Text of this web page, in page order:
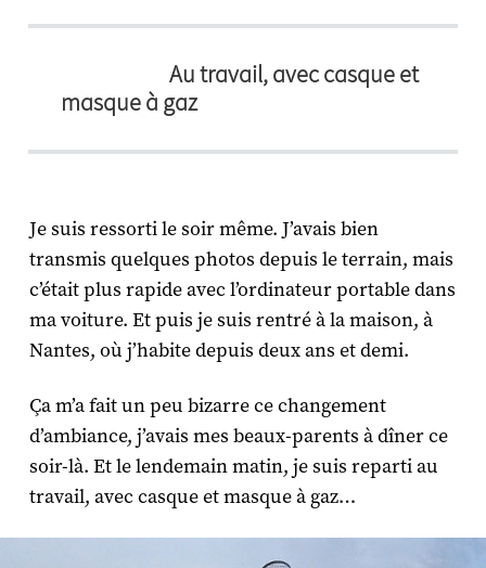
Au travail, avec casque et
masque à gaz
Je suis ressorti le soir même. J’avais bien
transmis quelques photos depuis le terrain, mais
c’était plus rapide avec l’ordinateur portable dans
ma voiture. Et puis je suis rentré à la maison, à
Nantes, où j’habite depuis deux ans et demi.
Ça m’a fait un peu bizarre ce changement
d’ambiance, j’avais mes beaux-parents à dîner ce
soir-là. Et le lendemain matin, je suis reparti au
travail, avec casque et masque à gaz…